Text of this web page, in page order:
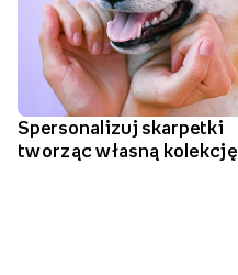
Spersonalizuj skarpetki
tworząc własną kolekcję